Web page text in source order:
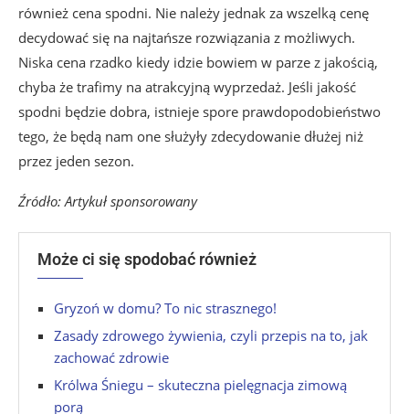
również cena spodni. Nie należy jednak za wszelką cenę
decydować się na najtańsze rozwiązania z możliwych.
Niska cena rzadko kiedy idzie bowiem w parze z jakością,
chyba że trafimy na atrakcyjną wyprzedaż. Jeśli jakość
spodni będzie dobra, istnieje spore prawdopodobieństwo
tego, że będą nam one służyły zdecydowanie dłużej niż
przez jeden sezon.
Źródło: Artykuł sponsorowany
Może ci się spodobać również
Gryzoń w domu? To nic strasznego!
Zasady zdrowego żywienia, czyli przepis na to, jak
zachować zdrowie
Królwa Śniegu – skuteczna pielęgnacja zimową
porą